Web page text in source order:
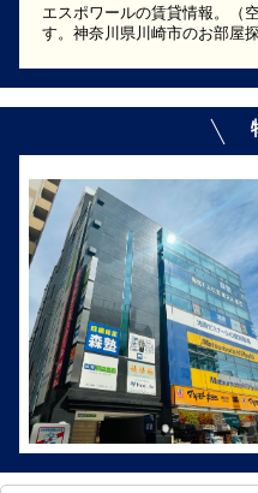
エスポワールの賃貸情報。（
す。神奈川県川崎市のお部屋